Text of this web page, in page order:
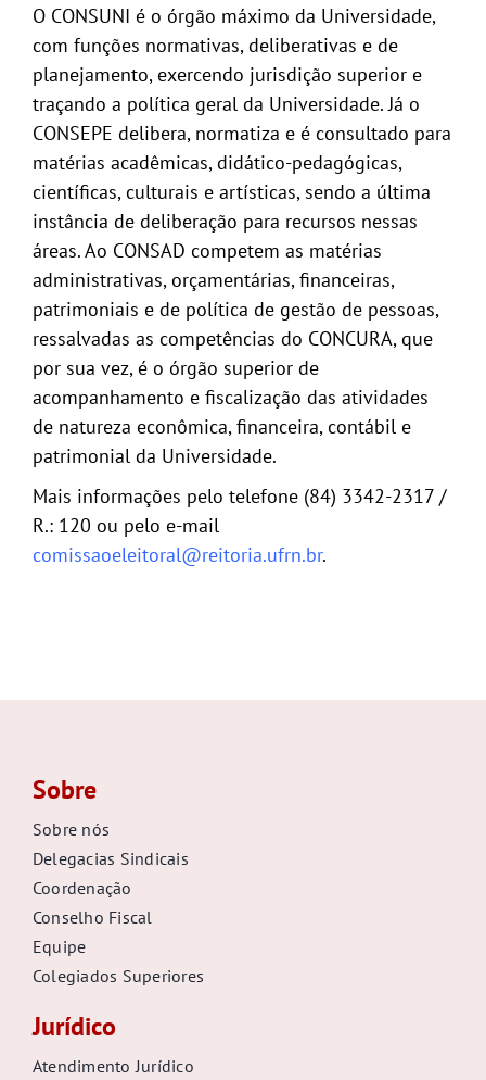
O CONSUNI é o órgão máximo da Universidade,
com funções normativas, deliberativas e de
planejamento, exercendo jurisdição superior e
traçando a política geral da Universidade. Já o
CONSEPE delibera, normatiza e é consultado para
matérias acadêmicas, didático-pedagógicas,
científicas, culturais e artísticas, sendo a última
instância de deliberação para recursos nessas
áreas. Ao CONSAD competem as matérias
administrativas, orçamentárias, financeiras,
patrimoniais e de política de gestão de pessoas,
ressalvadas as competências do CONCURA, que
por sua vez, é o órgão superior de
acompanhamento e fiscalização das atividades
de natureza econômica, financeira, contábil e
patrimonial da Universidade.
Mais informações pelo telefone (84) 3342-2317 /
R.: 120 ou pelo e-mail
comissaoeleitoral@reitoria.ufrn.br.
Sobre
Sobre nós
Delegacias Sindicais
Coordenação
Conselho Fiscal
Equipe
Colegiados Superiores
Jurídico
Atendimento Jurídico